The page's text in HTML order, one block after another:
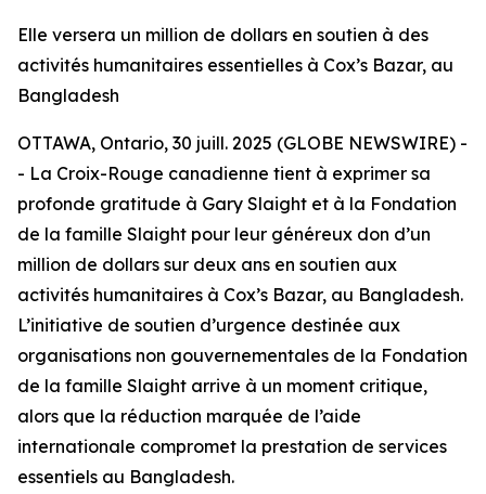
Elle versera un million de dollars en soutien à des
activités humanitaires essentielles à Cox’s Bazar, au
Bangladesh
OTTAWA, Ontario, 30 juill. 2025 (GLOBE NEWSWIRE) -
- La Croix-Rouge canadienne tient à exprimer sa
profonde gratitude à Gary Slaight et à la Fondation
de la famille Slaight pour leur généreux don d’un
million de dollars sur deux ans en soutien aux
activités humanitaires à Cox’s Bazar, au Bangladesh.
L’initiative de soutien d’urgence destinée aux
organisations non gouvernementales de la Fondation
de la famille Slaight arrive à un moment critique,
alors que la réduction marquée de l’aide
internationale compromet la prestation de services
essentiels au Bangladesh.